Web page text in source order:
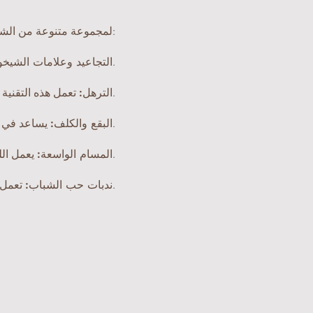
يرتبط استخدام هذه التقنية عادةً ببروتوكولات JK لمجموعة متنوعة من الشكاوى الجمالية، مثل:
التجاعيد وعلاماتيحفز إنتاج الكولاجين، مما يؤدي إلى تنعيم خطوط التعبير ومنع ظهور التجاعيد الجديدة.
الترهل:تعمل هذه التقنية على تعزيز امتصاص المكونات النشطة التي تعمل على تعزيز تماسك البشرة ونضارتها.
البقع والكلف:يساعد في علاج بقع الشمس والكلف وفرط التصبغ.
المسام الواسعة:يعمل الليزر على تحسين ملمس الجلد، مما يساعد على تقليل ظهور المسام.
ندبات حب الشباب:تعمل هذه التقنية على تحفيز تجديد الخلايا، مما يعزز إصلاح الندبات والعلامات التي يتركها حب الشباب.